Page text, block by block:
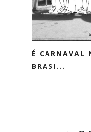
É CARNAVAL
BRASI...